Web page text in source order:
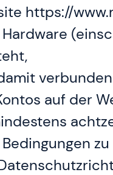
https://
auf der